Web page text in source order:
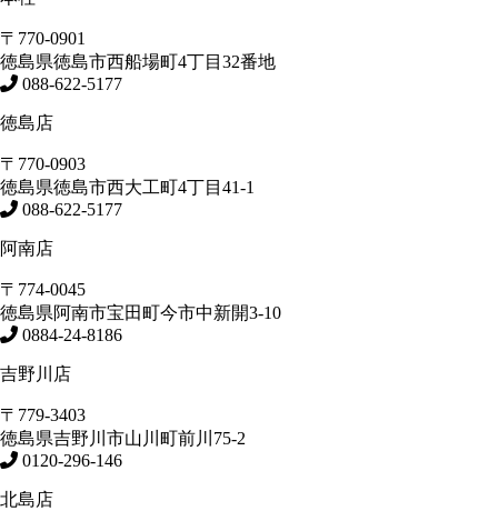
〒770-0901
徳島県徳島市西船場町4丁目32番地
088-622-5177
徳島店
〒770-0903
徳島県徳島市西大工町4丁目41-1
088-622-5177
阿南店
〒774-0045
徳島県阿南市宝田町今市中新開3-10
0884-24-8186
吉野川店
〒779-3403
徳島県吉野川市山川町前川75-2
0120-296-146
北島店